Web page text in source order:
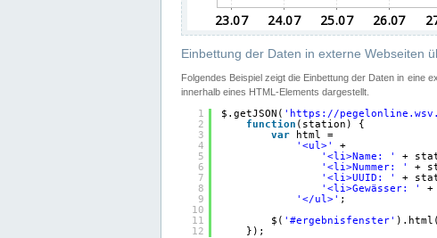
Einbettung der Daten in externe Webseiten
Folgendes Beispiel zeigt die Einbettung der Daten in eine
innerhalb eines HTML-Elements dargestellt.
1
2
3
4
5
6
7
8
9
10
11
12
$.getJSON( ' https://
function (station) {
var
html =
'<ul>'
+
'<li>Name: '
+
'<li>Nummer: '
+
'<li>UUID: '
+
'<li>Gewässer: '
+
'</ul>' ;
$( '#ergebnisfenster'
});